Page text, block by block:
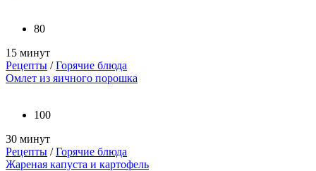
80
15 минут
Рецепты /Горячие блюда
Омлет из яичного порошка
100
30 минут
Рецепты /Горячие блюда
Жареная капуста и картофель